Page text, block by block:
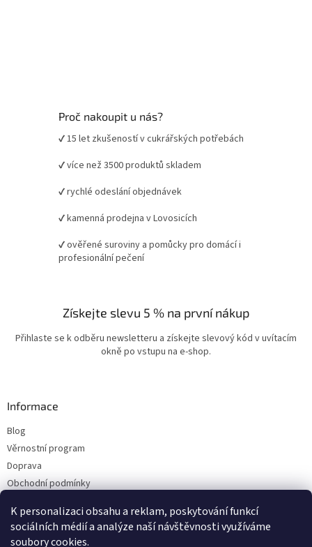
K personalizaci obsahu a reklam, poskytování funkcí
sociálních médií a analýze naší návštěvnosti využíváme
soubory cookies.
Proč nakoupit u nás?
✔ 15 let zkušeností v cukrářských potřebách
✔ více než 3500 produktů skladem
✔ rychlé odeslání objednávek
✔ kamenná prodejna v Lovosicích
✔ ověřené suroviny a pomůcky pro domácí i
profesionální pečení
Získejte slevu 5 % na první nákup
Přihlaste se k odběru newsletteru a získejte slevový kód v uvítacím
okně po vstupu na e-shop.
Informace
Blog
Věrnostní program
Doprava
Obchodní podmínky
Kontakty